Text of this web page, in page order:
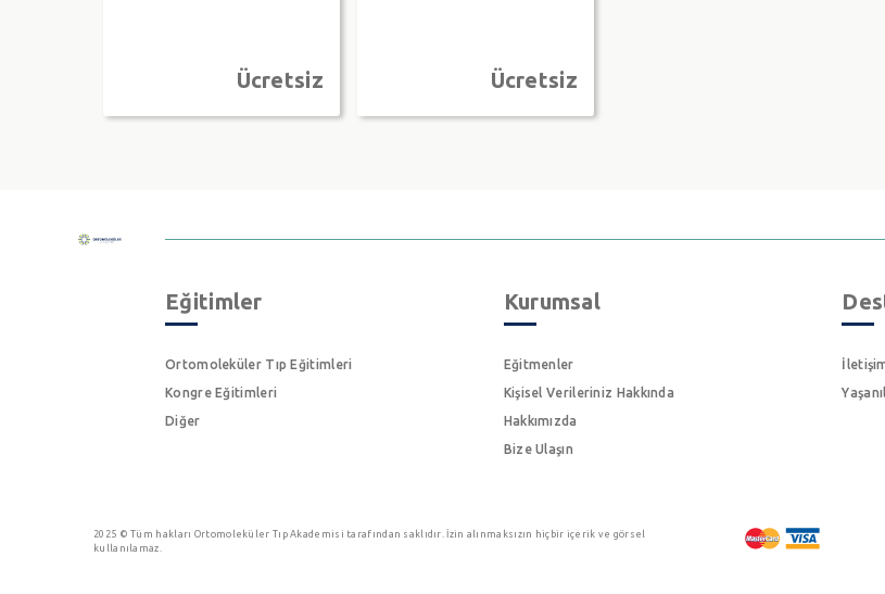
Ücretsiz Ücretsiz
Eğitimler
Ortomoleküler Tıp Eğitimleri
Kongre Eğitimleri
Diğer
Kurumsal
Eğitmenler
Kişisel Verileriniz Hakkında
Hakkımızda
Bize Ulaşın
2025 © Tüm hakları Ortomoleküler Tıp Akademisi tarafından saklıdır. İzin alınmaksızın hiçbir içerik ve görsel
kullanılamaz.